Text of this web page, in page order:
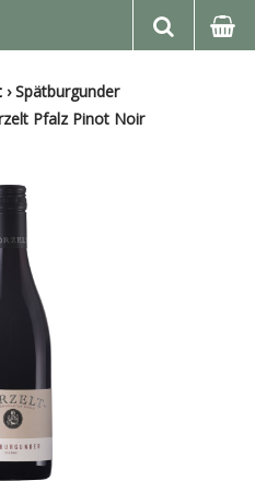
›Spätburgunder
Pfalz Pinot Noir